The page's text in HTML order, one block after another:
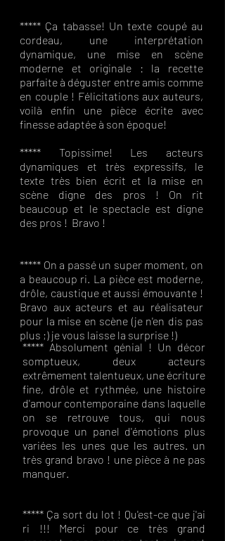
***** Ça tabasse! Un texte coupé au
cordeau, une interprétation
dynamique, une mise en scène
moderne et originale : la recette
parfaite à déguster entre amis comme
en couple ! Félicitations aux auteurs,
voilà enfin une pièce écrite avec
finesse adaptée à son époque!
***** Topissime! Les acteurs
dynamiques et très expressifs, le
texte très bien écrit et la mise en
scène digne des pros ! On rit
beaucoup et le spectacle est digne
des pros ! Bravo !
***** On a passé un super moment, on
a beaucoup ri. La pièce est moderne,
drôle, caustique et aussi émouvante !
Bravo aux acteurs et au réalisateur
pour la mise en scène (je n'en dis pas
plus ;) je vous laisse la surprise !)
***** Absolument génial ! Un décor
somptueux, deux acteurs
extrêmement talentueux, une écriture
fine, drôle et rythmée, une histoire
d'amour contemporaine dans laquelle
on se retrouve tous, qui nous
provoque un panel d'émotions plus
variées les unes que les autres. un
très grand bravo ! une pièce à ne pas
manquer.
***** Ça sort du lot ! Qu'est-ce que j'ai
ri !!! Merci pour ce très grand